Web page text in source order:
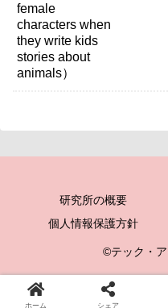
研究所の概要
個人情報保護方針
©テック・
ホーム シェア